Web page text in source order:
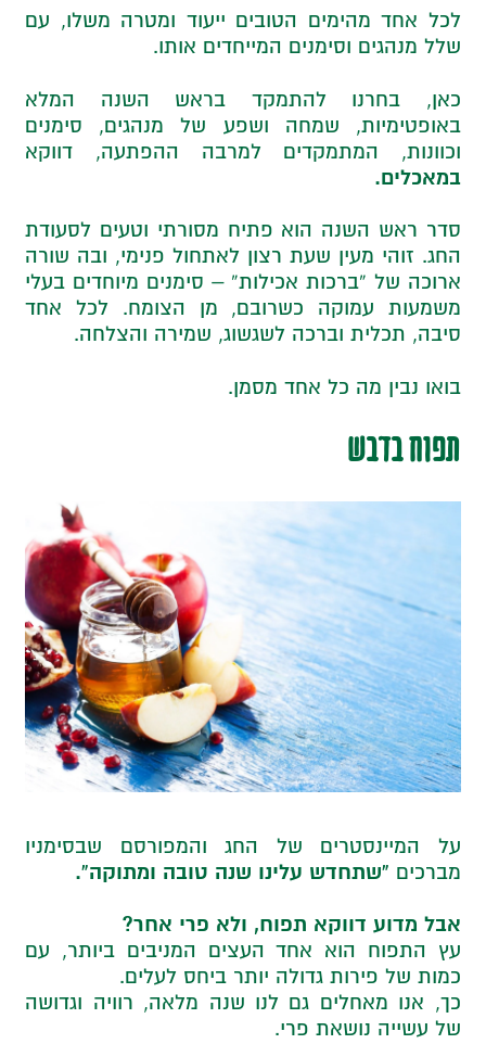
לכל אחד מהימים הטובים ייעוד ומטרה משלו, עם
שלל מנהגים וסימנים המייחדים אותו.
כאן, בחרנו להתמקד בראש השנה המלא
באופטימיות, שמחה ושפע של מנהגים, סימנים
וכוונות, המתמקדים למרבה ההפתעה, דווקא
במאכלים.
סדר ראש השנה הוא פתיח מסורתי וטעים לסעודת
החג. זוהי מעין שעת רצון לאתחול פנימי, ובה שורה
ארוכה של “ברכות אכילות” – סימנים מיוחדים בעלי
משמעות עמוקה כשרובם, מן הצומח. לכל אחד
סיבה, תכלית וברכה לשגשוג, שמירה והצלחה.
בואו נבין מה כל אחד מסמן.
תפוח בדבש
על המיינסטרים של החג והמפורסם שבסימניו
מברכים “שתחדש עלינו שנה טובה ומתוקה”.
אבל מדוע דווקא תפוח, ולא פרי אחר?
עץ התפוח הוא אחד העצים המניבים ביותר, עם
כמות של פירות גדולה יותר ביחס לעלים.
כך, אנו מאחלים גם לנו שנה מלאה, רוויה וגדושה
של עשייה נושאת פרי.